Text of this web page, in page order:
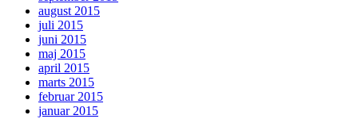
august 2015
juli 2015
juni 2015
maj 2015
april 2015
marts 2015
februar 2015
januar 2015